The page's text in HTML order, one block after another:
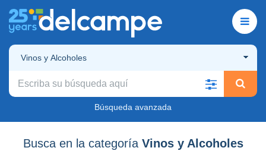
Vinos y Alcoholes
Búsqueda avanzada
Busca en la categoría Vinos y Alcoholes